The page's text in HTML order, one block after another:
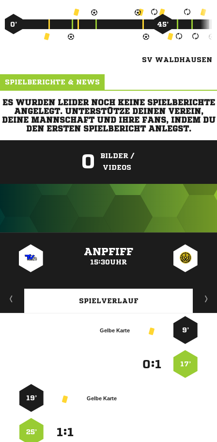
0’ 45’
SV WALDHAUSEN
SPIELBERICHTE & NEWS
ES WURDEN LEIDER NOCH KEINE SPIELBERICHTE
ANGELEGT. UNTERSTÜTZE DEINEN VEREIN,
DEINE MANNSCHAFT UND IHRE FANS, INDEM DU
DEN ERSTEN SPIELBERICHT ANLEGST.
0
BILDER /
VIDEOS
ANPFIFF
15:30UHR
SPIELVERLAUF
9’
Gelbe Karte
17’
:
Gelbe Karte
19’
:
25’